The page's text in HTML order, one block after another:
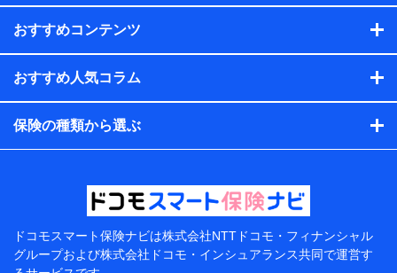
供するため、また維持管理等の委託業務遂行のため、またそ
れらに付帯、関連する当社、株式会社NTTドコモおよび提携
会社のサービスを案内、提供するため
（各サービスで取得したサービス利用履歴、ウェブサイトの
閲覧履歴、購買履歴、ご契約内容等のパーソナルデータを分
す。）
上記に係る案内・手続き・管理等付帯業務を行うため
【当該個人データの管理について責任を有する者の名
称・住所・代表者名】
当該個人データを取り扱う各共同利用者（詳細は次のと
おすすめコンテンツ
おすすめ人気コラム
保険の種類から選ぶ
ドコモスマート保険ナビは株式会社NTTドコモ・フィナンシャル
グループおよび株式会社ドコモ・インシュアランス共同で運営す